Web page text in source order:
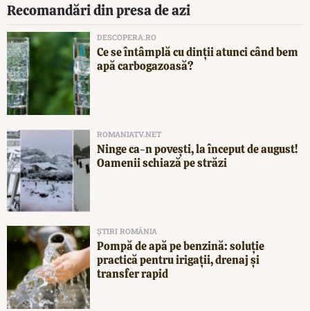
Recomandări din presa de azi
DESCOPERA.RO
Ce se întâmplă cu dinții atunci când bem
apă carbogazoasă?
ROMANIATV.NET
Ninge ca-n povești, la început de august!
Oamenii schiază pe străzi
ȘTIRI ROMÂNIA
Pompă de apă pe benzină: soluție
practică pentru irigații, drenaj și
transfer rapid